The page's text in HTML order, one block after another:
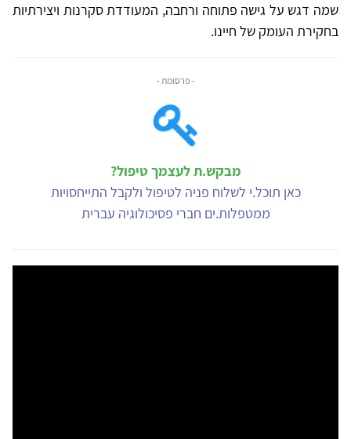
שמה דגש על גישה פתוחה ורחבה, המעודדת סקרנות ויצירתיות
בחקירת העומק של חיינו.
- פרסומת -
מבקש.ת לעצמך טיפול?
כאן תוכל.י לשלוח פניה לטיפול ולקבל התייחסויות
ממטפלות.ים חברי פסיכולוגיה עברית